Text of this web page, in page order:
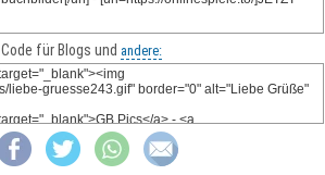
Code für Blogs und andere: